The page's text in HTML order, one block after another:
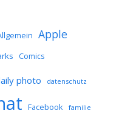
Apple
Comics
photo datenschutz
Facebook familie